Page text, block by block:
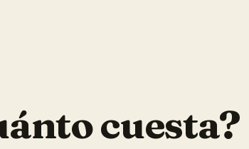
cuesta?